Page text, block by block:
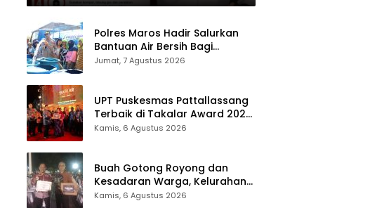
Polres Maros Hadir Salurkan
Bantuan Air Bersih Bagi
Masyarakat Terdampak Krisis
Jumat, 7 Agustus 2026
UPT Puskesmas Pattallassang
Terbaik di Takalar Award 2026,
Bukti Komitmen Hadirkan
Kamis, 6 Agustus 2026
Buah Gotong Royong dan
Kesadaran Warga, Kelurahan
Patte’ne Menjadi Bintang
Kamis, 6 Agustus 2026